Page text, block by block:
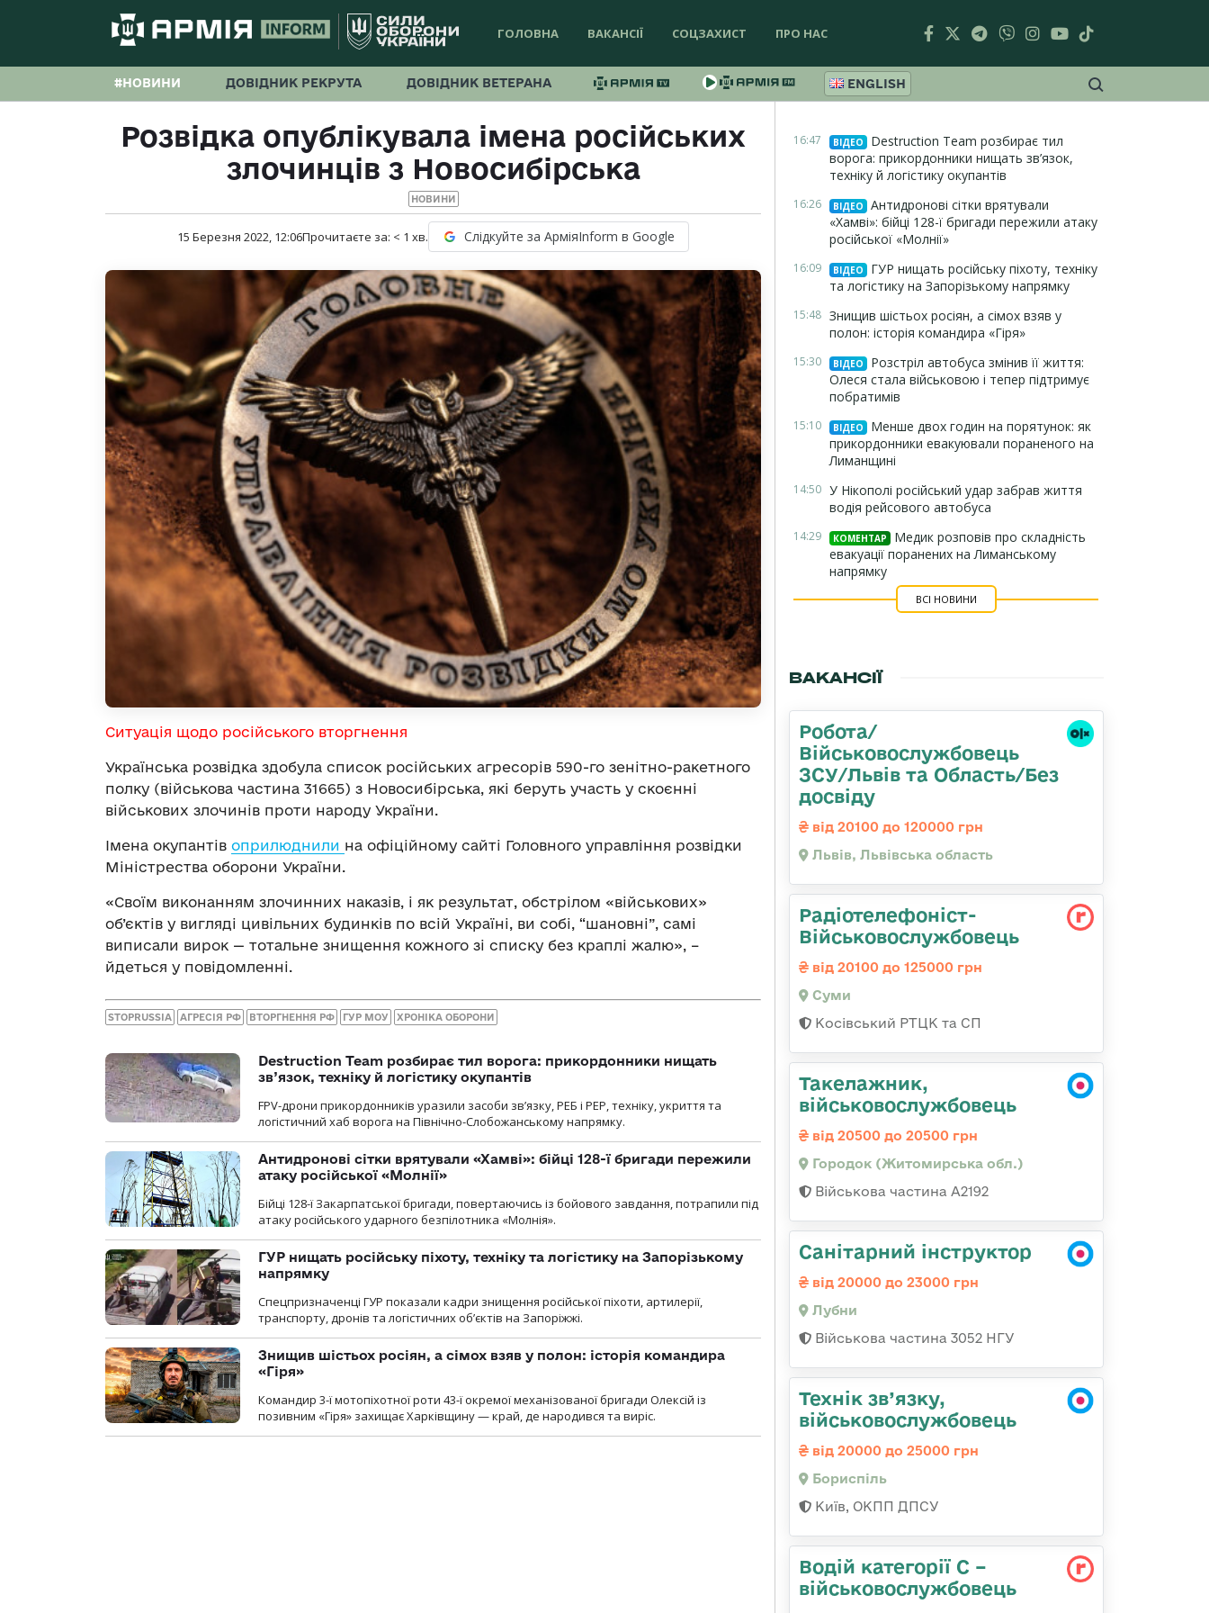
ГОЛОВНА ВАКАНСІЇ СОЦЗАХИСТ ПРО НАС
#НОВИНИ ДОВІДНИК РЕКРУТА ДОВІДНИК ВЕТЕРАНА ENGLISH
Розвідка опублікувала імена російських
злочинців з Новосибірська
НОВИНИ
15 Березня 2022, 12:06Прочитаєте за: < 1 хв. Слідкуйте за АрміяInform в Google
Ситуація щодо російського вторгнення
Українська розвідка здобула список російських агресорів 590-го зенітно-ракетного
полку (військова частина 31665) з Новосибірська, які беруть участь у скоєнні
військових злочинів проти народу України.
Імена окупантів оприлюднили на офіційному сайті Головного управління розвідки
Міністрества оборони України.
«Своїм виконанням злочинних наказів, і як результат, обстрілом «військових»
об’єктів у вигляді цивільних будинків по всій Україні, ви собі, “шановні”, самі
виписали вирок — тотальне знищення кожного зі списку без краплі жалю», –
йдеться у повідомленні.
STOPRUSSIA АГРЕСІЯ РФ ВТОРГНЕННЯ РФ ГУР МОУ ХРОНІКА ОБОРОНИ
Destruction Team розбирає тил ворога: прикордонники нищать
зв’язок, техніку й логістику окупантів
FPV-дрони прикордонників уразили засоби зв’язку, РЕБ і РЕР, техніку, укриття та
логістичний хаб ворога на Північно-Слобожанському напрямку.
Антидронові сітки врятували «Хамві»: бійці 128-ї бригади пережили
атаку російської «Молнії»
Бійці 128-ї Закарпатської бригади, повертаючись із бойового завдання, потрапили під
атаку російського ударного безпілотника «Молнія».
ГУР нищать російську піхоту, техніку та логістику на Запорізькому
напрямку
Спецпризначенці ГУР показали кадри знищення російської піхоти, артилерії,
транспорту, дронів та логістичних об’єктів на Запоріжжі.
Знищив шістьох росіян, а сімох взяв у полон: історія командира
«Гіря»
Командир 3-ї мотопіхотної роти 43-ї окремої механізованої бригади Олексій із
позивним «Гіря» захищає Харківщину — край, де народився та виріс.
16:47 ВІДЕО
Destruction Team розбирає тил
ворога: прикордонники нищать зв’язок,
техніку й логістику окупантів
16:26 ВІДЕО
Антидронові сітки врятували
«Хамві»: бійці 128-ї бригади пережили атаку
російської «Молнії»
16:09 ВІДЕО
ГУР нищать російську піхоту, техніку
та логістику на Запорізькому напрямку
15:48 Знищив шістьох росіян, а сімох взяв у
полон: історія командира «Гіря»
15:30 ВІДЕО
Розстріл автобуса змінив її життя:
Олеся стала військовою і тепер підтримує
побратимів
15:10 ВІДЕО
Менше двох годин на порятунок: як
прикордонники евакуювали пораненого на
Лиманщині
14:50 У Нікополі російський удар забрав життя
водія рейсового автобуса
14:29 КОМЕНТАР
Медик розповів про складність
евакуації поранених на Лиманському
напрямку
ВСІ НОВИНИ
ВАКАНСІЇ
Робота/
Військовослужбовець
ЗСУ/Львів та Область/Без
досвіду
від 20100 до 120000 грн
Львів, Львівська область
Радіотелефоніст-
Військовослужбовець
від 20100 до 125000 грн
Суми
Косівський РТЦК та СП
Такелажник,
військовослужбовець
від 20500 до 20500 грн
Городок (Житомирська обл.)
Військова частина А2192
Санітарний інструктор
від 20000 до 23000 грн
Лубни
Військова частина 3052 НГУ
Технік зв’язку,
військовослужбовець
від 20000 до 25000 грн
Бориспіль
Київ, ОКПП ДПСУ
Водій категорії С –
військовослужбовець